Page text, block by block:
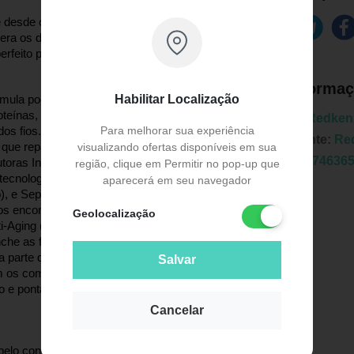
Habilitar Localização
Para melhorar sua experiência
visualizando ofertas disponíveis em sua
região, clique em Permitir no pop-up que
aparecerá em seu navegador
Geolocalização
Salvar
Cancelar
desde o interior da fibra capilar, condiciona,
os danos, fortalece, reforça a cutícula e
para cabelos danificados e frágeis.
possui uma fórmula poderosa e conta com ação de
fortalece a estrutura capilar interna,
fios.
FC Complexo Fortalecedor -
que repara a estrutura dos cabelo danificado
Interlock. Além disso, forma um filme
com Proteína da Soja (reforça a
e Sepicap (trata e renova as pontas). O
encontrado principalmente em produtos
(que combate e previne o
as fissuras da fibra capilar. O RCT é um
do fio, raiz, comprimento e pontas. O
componentes no fio. O RCT tem
pontas a proteína exata que o cabelo
condicionado, desembaraçado, forte,
Redken
Fabricante:
EAN: